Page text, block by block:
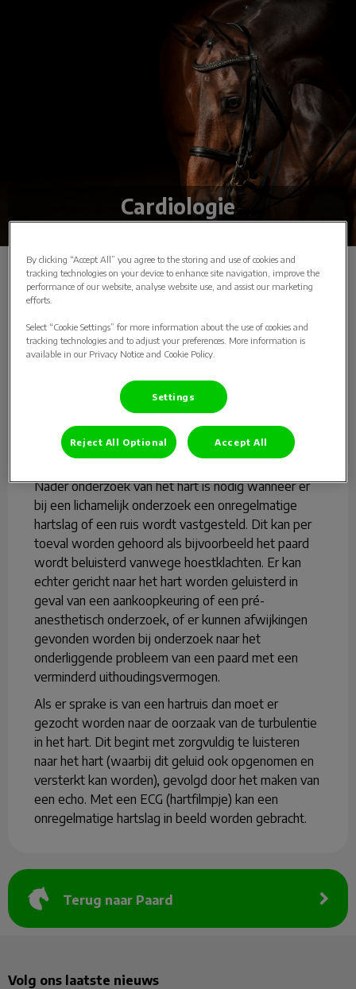
Cardiologie
Telemetrie
Inspanningstest
Polar hartslagmeting
Echocardiografie
Nader onderzoek van het hart is nodig wanneer er
bij een lichamelijk onderzoek een onregelmatige
hartslag of een ruis wordt vastgesteld. Dit kan per
toeval worden gehoord als bijvoorbeeld het paard
wordt beluisterd vanwege hoestklachten. Er kan
echter gericht naar het hart worden geluisterd in
geval van een aankoopkeuring of een pré-
anesthetisch onderzoek, of er kunnen afwijkingen
gevonden worden bij onderzoek naar het
onderliggende probleem van een paard met een
verminderd uithoudingsvermogen.
Als er sprake is van een hartruis dan moet er
gezocht worden naar de oorzaak van de turbulentie
in het hart. Dit begint met zorgvuldig te luisteren
naar het hart (waarbij dit geluid ook opgenomen en
versterkt kan worden), gevolgd door het maken van
een echo. Met een ECG (hartfilmpje) kan een
onregelmatige hartslag in beeld worden gebracht.
Terug naar Paard
Volg ons laatste nieuws
By clicking “Accept All” you agree to the storing and use of cookies and
tracking technologies on your device to enhance site navigation, improve the
performance of our website, analyse website use, and assist our marketing
efforts.
Select “Cookie Settings” for more information about the use of cookies and
tracking technologies and to adjust your preferences. More information is
available in our Privacy Notice and Cookie Policy.
Settings
Reject All Optional Accept All